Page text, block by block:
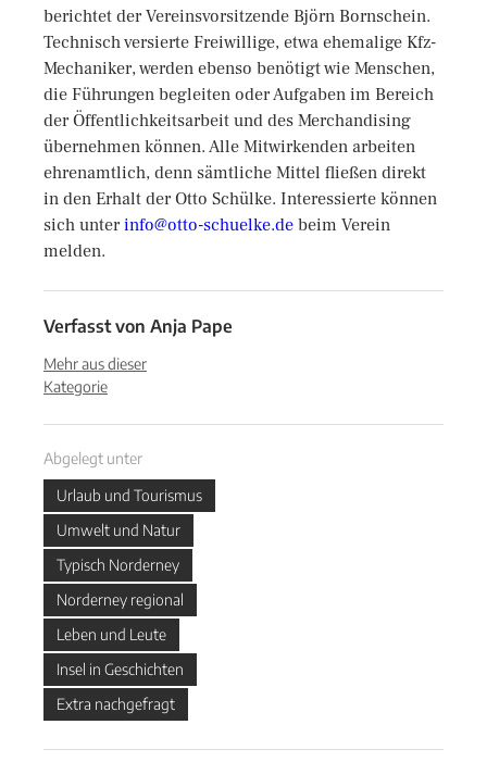
berichtet der Vereinsvorsitzende Björn Bornschein.
Technisch versierte Freiwillige, etwa ehemalige Kfz-
Mechaniker, werden ebenso benötigt wie Menschen,
die Führungen begleiten oder Aufgaben im Bereich
der Öffentlichkeitsarbeit und des Merchandising
übernehmen können. Alle Mitwirkenden arbeiten
ehrenamtlich, denn sämtliche Mittel fließen direkt
in den Erhalt der Otto Schülke. Interessierte können
sich unter info@otto-schuelke.de beim Verein
melden.
Verfasst von Anja Pape
Mehr aus dieser
Kategorie
Abgelegt unter
Urlaub und Tourismus
Umwelt und Natur
Typisch Norderney
Norderney regional
Leben und Leute
Insel in Geschichten
Extra nachgefragt